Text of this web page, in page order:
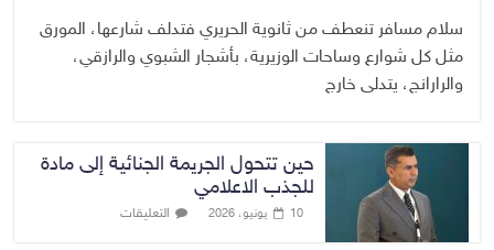
سلام مسافر تنعطف من ثانوية الحريري فتدلف شارعها، المورق
مثل كل شوارع وساحات الوزيرية، بأشجار الشبوي والرازقي،
والرارانج، يتدلى خارج
حين تتحول الجريمة الجنائية إلى مادة
للجذب الاعلامي
10 يونيو، 2026 التعليقات